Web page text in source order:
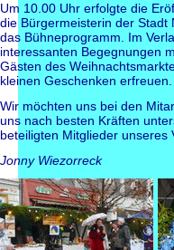
Um 10.00 Uhr erfolgte die
die Bürgermeisterin der Stadt
das Bühneprogramm. Im
interessanten Begegnungen
Gästen des
kleinen Geschenken erfreuen.
Wir möchten uns bei den
uns nach besten Kräften
beteiligten Mitglieder unseres
Jonny Wiezorreck